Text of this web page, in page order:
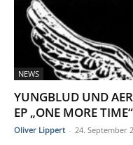
NEWS
YUNGBLUD UND
EP „ONE MORE TIME“
Oliver Lippert - 24. September